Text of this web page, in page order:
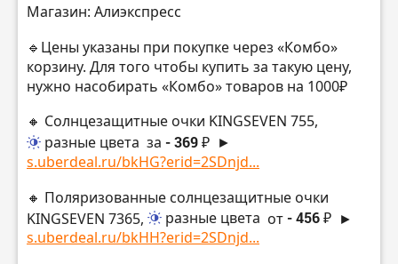
Магазин: Алиэкспресс
🔹Цены указаны при покупке через «Комбо»
корзину. Для того чтобы купить за такую цену,
нужно насобирать «Комбо» товаров на 1000₽
🔸 Солнцезащитные очки KINGSEVEN 755,
разные цвета за - 369 ₽ ►
s.uberdeal.ru/bkHG?erid=2SDnjd...
🔸 Поляризованные солнцезащитные очки
KINGSEVEN 7365,
разные цвета от- 456 ₽ ►
s.uberdeal.ru/bkHH?erid=2SDnjd...